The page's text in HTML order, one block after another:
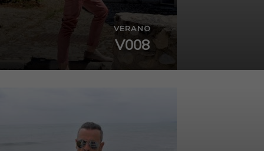
VERANO
V008